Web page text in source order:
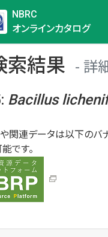
NBRC
オンラインカタログ
索結果
詳
: Bacillus
関連データは以下のバ
です。